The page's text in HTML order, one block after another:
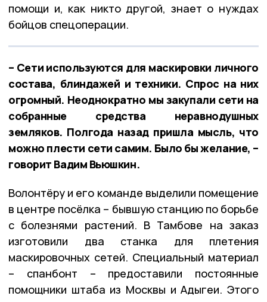
помощи и, как никто другой, знает о нуждах
бойцов спецоперации.
– Сети используются для маскировки личного
состава, блиндажей и техники. Спрос на них
огромный. Неоднократно мы закупали сети на
собранные средства неравнодушных
земляков. Полгода назад пришла мысль, что
можно плести сети самим. Было бы желание, –
говорит Вадим Вьюшкин.
Волонтёру и его команде выделили помещение
в центре посёлка – бывшую станцию по борьбе
с болезнями растений. В Тамбове на заказ
изготовили два станка для плетения
маскировочных сетей. Специальный материал
– спанбонт – предоставили постоянные
помощники штаба из Москвы и Адыгеи. Этого